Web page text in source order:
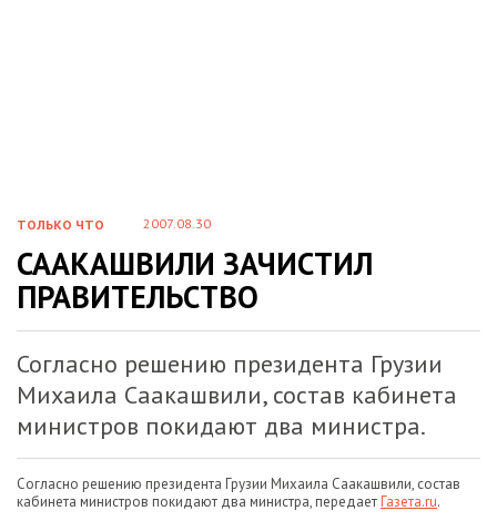
ТОЛЬКО ЧТО 2007.08.30
СААКАШВИЛИ ЗАЧИСТИЛ
ПРАВИТЕЛЬСТВО
Согласно решению президента Грузии
Михаила Саакашвили, состав кабинета
министров покидают два министра.
Согласно решению президента Грузии Михаила Саакашвили, состав
кабинета министров покидают два министра, передаетГазета.ru.